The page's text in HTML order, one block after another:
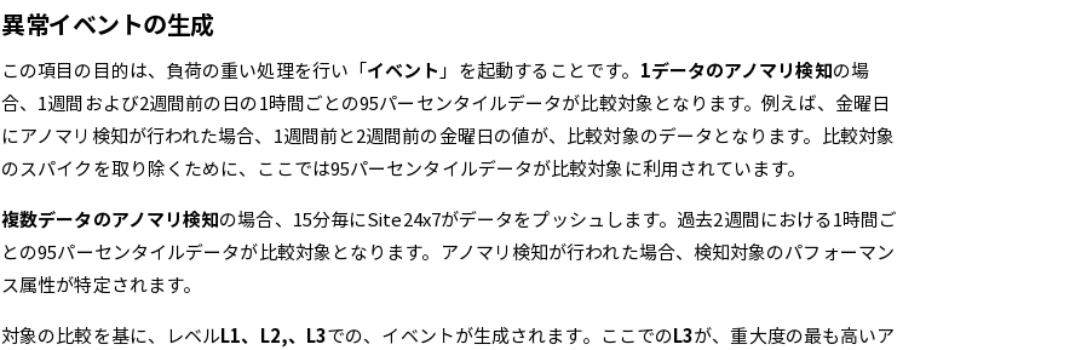
異常イベントの生成
この項目の目的は、負荷の重い処理を行い「イベント 」を起動することです。 1データのアノマリ検知の場
合、1週間および2週間前の日の1時間ごとの95パーセンタイルデータが比較対象となります。例えば、金曜日
にアノマリ検知が行われた場合、1週間前と2週間前の金曜日の値が、比較対象のデータとなります。比較対象
のスパイクを取り除くために、ここでは95パーセンタイルデータが比較対象に利用されています。
複数データのアノマリ検知の場合、15分毎にSite24x7がデータをプッシュします。過去2週間における1時間ご
との95パーセンタイルデータが比較対象となります。アノマリ検知が行われた場合、検知対象のパフォーマン
ス属性が特定されます。
対象の比較を基に、レベルL1、L2,、L3での、イベントが生成されます。ここでのL3が、重大度の最も高いア